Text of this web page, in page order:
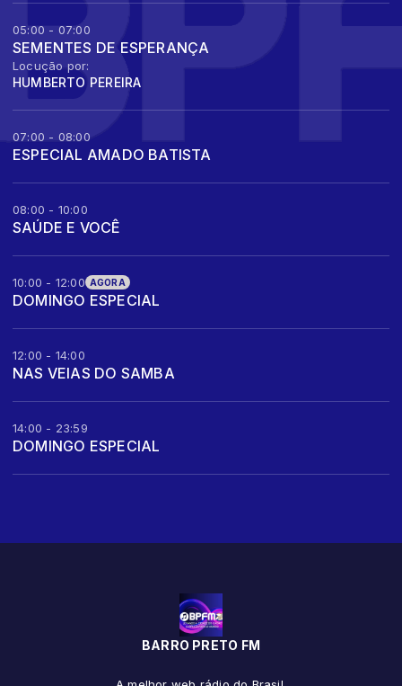
05:00 - 07:00
SEMENTES DE ESPERANÇA
Locução por:
HUMBERTO PEREIRA
07:00 - 08:00
ESPECIAL AMADO BATISTA
08:00 - 10:00
SAÚDE E VOCÊ
10:00 - 12:00 AGORA
DOMINGO ESPECIAL
12:00 - 14:00
NAS VEIAS DO SAMBA
14:00 - 23:59
DOMINGO ESPECIAL
BARRO PRETO FM